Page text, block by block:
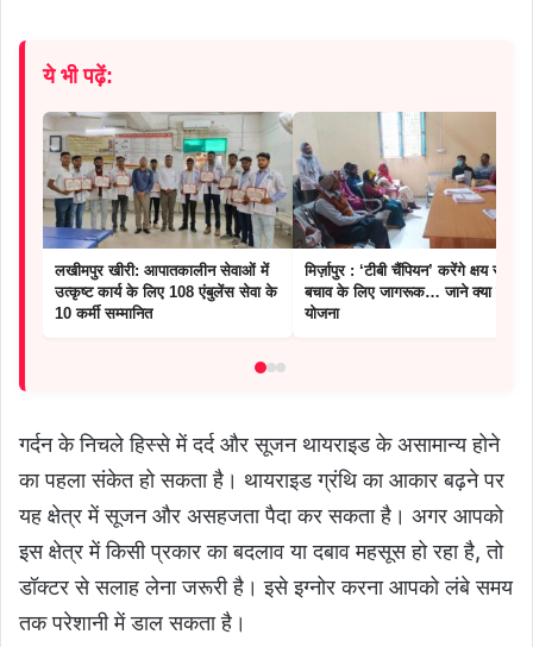
ये भी पढ़ें:
लखीमपुर खीरी: आपातकालीन सेवाओं में
उत्कृष्ट कार्य के लिए 108 एंबुलेंस सेवा के
10 कर्मी सम्मानित
मिर्ज़ापुर : ‘टीबी चैंपियन’ करेंगे क्षय रोग से
बचाव के लिए जागरूक… जाने क्या है
योजना
गर्दन के निचले हिस्से में दर्द और सूजन थायराइड के असामान्य होने
का पहला संकेत हो सकता है। थायराइड ग्रंथि का आकार बढ़ने पर
यह क्षेत्र में सूजन और असहजता पैदा कर सकता है। अगर आपको
इस क्षेत्र में किसी प्रकार का बदलाव या दबाव महसूस हो रहा है, तो
डॉक्टर से सलाह लेना जरूरी है। इसे इग्नोर करना आपको लंबे समय
तक परेशानी में डाल सकता है।